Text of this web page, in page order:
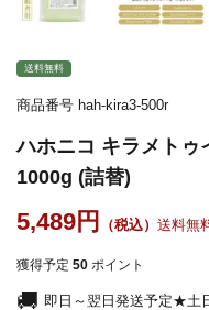
送料無料
商品番号 hah-kira3-500r
ハホニコ キラメトゥ
1000g (詰替)
5,489 送料無
獲得予定 50 ポイント
即日～翌日発送予定★土